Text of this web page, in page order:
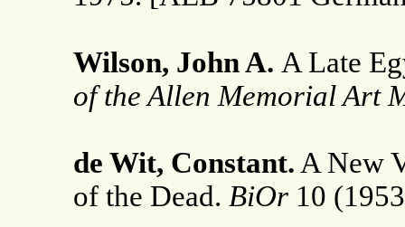
Wilson, John A. A Late
of the Allen Memorial Art
de Wit, Constant. A New
of the Dead. BiOr10